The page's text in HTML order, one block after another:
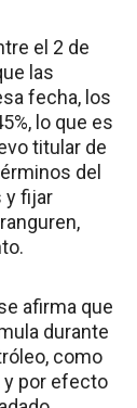
el 2 de
las
fecha, los
lo que es
titular de
del
y fijar
afirma que
durante
como
y por efecto